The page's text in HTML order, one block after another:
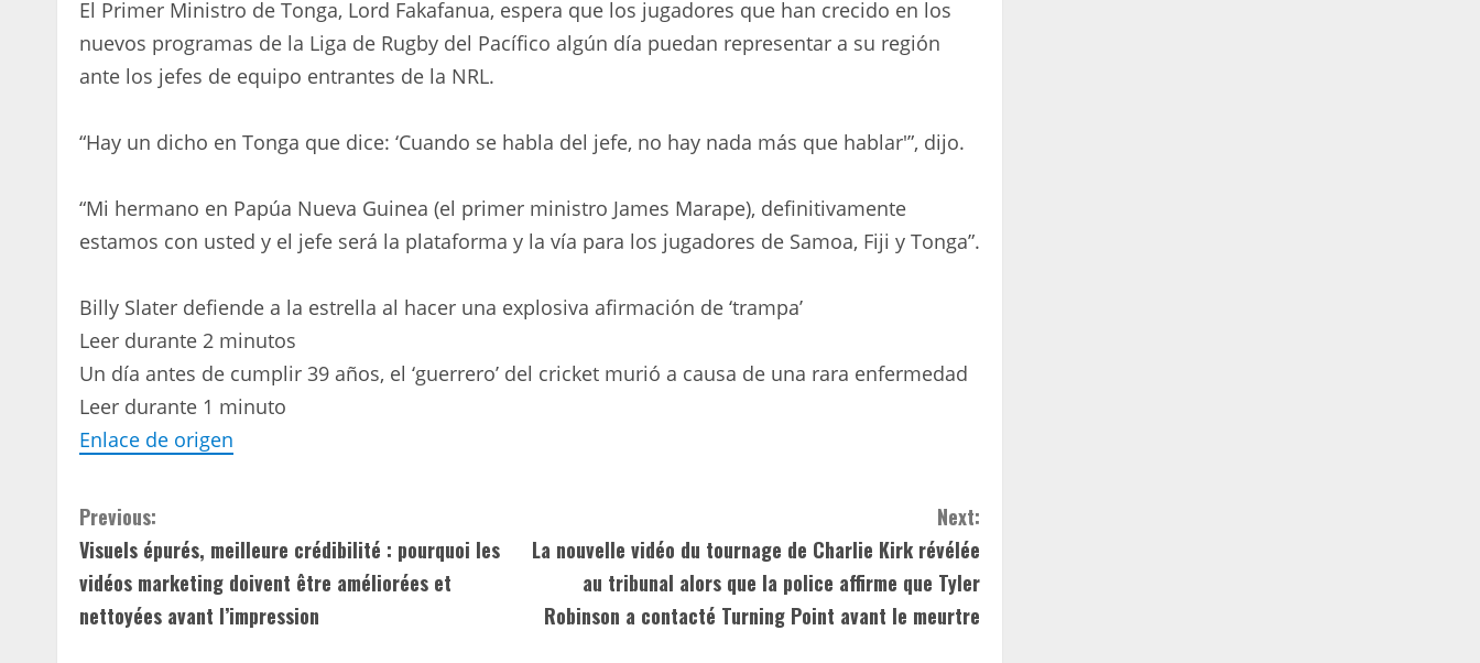
El Primer Ministro de Tonga, Lord Fakafanua, espera que los jugadores que han crecido en los
nuevos programas de la Liga de Rugby del Pacífico algún día puedan representar a su región
ante los jefes de equipo entrantes de la NRL.
“Hay un dicho en Tonga que dice: ‘Cuando se habla del jefe, no hay nada más que hablar'”, dijo.
“Mi hermano en Papúa Nueva Guinea (el primer ministro James Marape), definitivamente
estamos con usted y el jefe será la plataforma y la vía para los jugadores de Samoa, Fiji y Tonga”.
Billy Slater defiende a la estrella al hacer una explosiva afirmación de ‘trampa’
Leer durante 2 minutos
Un día antes de cumplir 39 años, el ‘guerrero’ del cricket murió a causa de una rara enfermedad
Leer durante 1 minuto
Enlace de origen
C
o
n
Previous:
Visuels épurés, meilleure crédibilité : pourquoi les
vidéos marketing doivent être améliorées et
nettoyées avant l’impression
Next:
La nouvelle vidéo du tournage de Charlie Kirk révélée
au tribunal alors que la police affirme que Tyler
Robinson a contacté Turning Point avant le meurtre